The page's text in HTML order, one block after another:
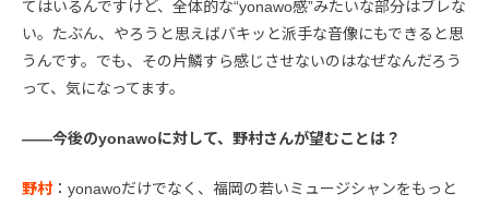
てはいるんですけど、全体的な“yonawo感”みたいな部分はブレな
い。たぶん、やろうと思えばバキッと派手な音像にもできると思
うんです。でも、その片鱗すら感じさせないのはなぜなんだろう
って、気になってます。
――今後のyonawoに対して、野村さんが望むことは？
野村：yonawoだけでなく、福岡の若いミュージシャンをもっと